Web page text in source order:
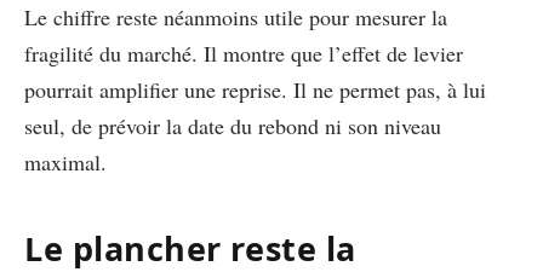
Le chiffre reste néanmoins utile pour mesurer la
fragilité du marché. Il montre que l’effet de levier
pourrait amplifier une reprise. Il ne permet pas, à lui
seul, de prévoir la date du rebond ni son niveau
maximal.
Le plancher reste la